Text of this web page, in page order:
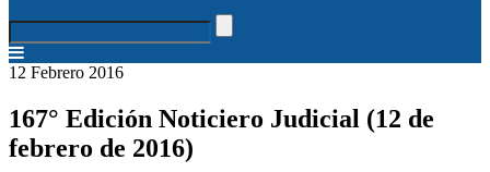
12 Febrero 2016
167° Edición Noticiero Judicial (12 de
febrero de 2016)